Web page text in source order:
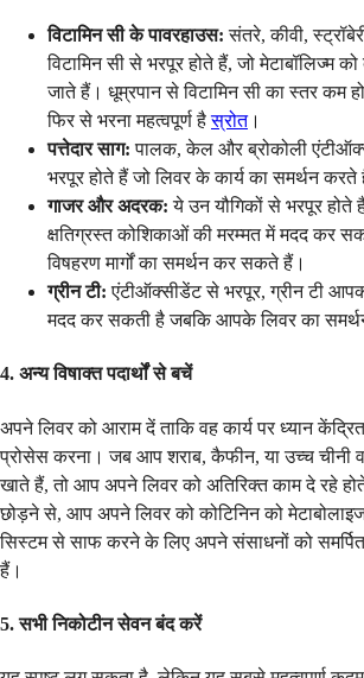
विटामिन सी के पावरहाउस: संतरे, कीवी,
विटामिन सी से भरपूर होते हैं, जो मेटाबॉलिज्म
जाते हैं। धूम्रपान से विटामिन सी का स्तर कम
फिर से भरना महत्वपूर्ण हैस्रोत।
पत्तेदार साग: पालक, केल और ब्रोकोली
भरपूर होते हैं जो लिवर के कार्य का समर्थन करते
गाजर और अदरक: ये उन यौगिकों से भरपूर होते
क्षतिग्रस्त कोशिकाओं की मरम्मत में मदद कर
विषहरण मार्गों का समर्थन कर सकते हैं।
ग्रीन टी: एंटीऑक्सीडेंट से भरपूर, ग्रीन टी
मदद कर सकती है जबकि आपके लिवर का
4. अन्य विषाक्त पदार्थों से बचें
अपने लिवर को आराम दें ताकि वह कार्य पर ध्यान
प्रोसेस करना। जब आप शराब, कैफीन, या उच्च चीनी
खाते हैं, तो आप अपने लिवर को अतिरिक्त काम दे रहे
छोड़ने से, आप अपने लिवर को कोटिनिन को
सिस्टम से साफ करने के लिए अपने संसाधनों को
हैं।
5. सभी निकोटीन सेवन बंद करें